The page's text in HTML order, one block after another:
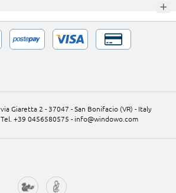
via Giaretta 2 - 37047 - San Bonifacio (VR) - Italy
Tel. +39 0456580575 - info@windowo.com